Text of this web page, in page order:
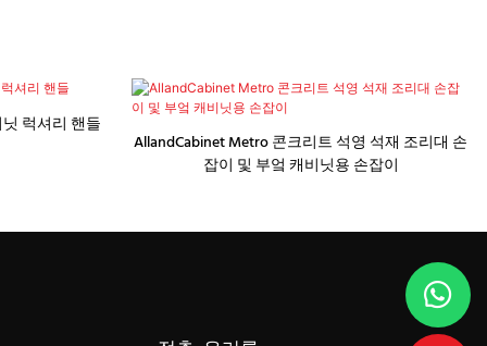
럭셔리 핸들
AllandCabinet Metro 콘크리트 석영 석재 조리대 손
잡이 및 부엌 캐비닛용 손잡이